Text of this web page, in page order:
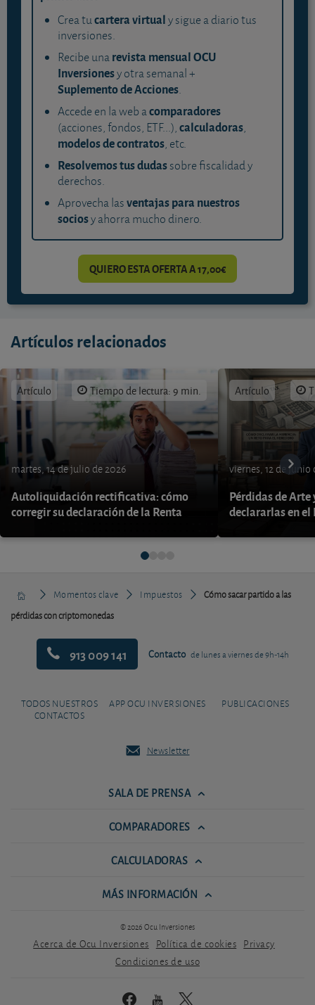
Crea tucartera virtualy sigue a diario tus
inversiones.
Recibe unarevista mensual OCU
Inversionesy otra semanal +
Suplemento de Acciones.
Accede en la web acomparadores
(acciones, fondos, ETF...),calculadoras,
modelos de contratos, etc.
Resolvemos tus dudassobre fiscalidad y
derechos.
Aprovecha lasventajas para nuestros
sociosy ahorra mucho dinero.
QUIERO ESTA OFERTA A 17,00€
Artículos relacionados
Artículo Tiempo de lectura: 9 min.
martes, 14 de julio de 2026
Autoliquidación rectificativa: cómo
corregir su declaración de la Renta
Artículo
viernes, 12 de junio
Pérdidas de
declararlas en el
Momentos clave Impuestos
Cómo sacar partido a las
pérdidas con criptomonedas
913 009 141 Contacto de lunes a viernes de 9h-14h
TODOS NUESTROS
CONTACTOS
APP OCU INVERSIONES PUBLICACIONES
Newsletter
SALA DE PRENSA
COMPARADORES
CALCULADORAS
MÁS INFORMACIÓN
© 2026 Ocu Inversiones
Acerca de Ocu Inversiones Política de cookies Privacy
Condiciones de uso